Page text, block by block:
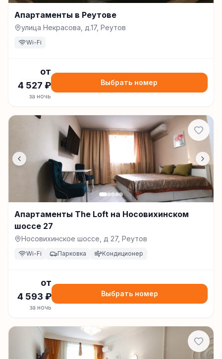
Апартаменты в Реутове
улица Некрасова, д.17, Реутов
Wi-Fi
от
4 527 ₽
за ночь
Выбрать номер
Апартаменты The Loft на Носовихинском
шоссе 27
Носовихинское шоссе, д 27, Реутов
Wi-Fi Парковка Кондиционер
от
4 593 ₽
за ночь
Выбрать номер